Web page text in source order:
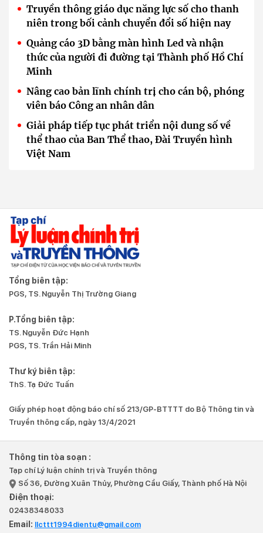
Truyền thông giáo dục năng lực số cho thanh
niên trong bối cảnh chuyển đổi số hiện nay
Quảng cáo 3D bằng màn hình Led và nhận
thức của người đi đường tại Thành phố Hồ Chí
Minh
Nâng cao bản lĩnh chính trị cho cán bộ, phóng
viên báo Công an nhân dân
Giải pháp tiếp tục phát triển nội dung số về
thể thao của Ban Thể thao, Đài Truyền hình
Việt Nam
Tổng biên tập:
PGS, TS. Nguyễn Thị Trường Giang
P.Tổng biên tập:
TS. Nguyễn Đức Hạnh
PGS, TS. Trần Hải Minh
Thư ký biên tập:
ThS. Tạ Đức Tuấn
Giấy phép hoạt động báo chí số 213/GP-BTTTT do Bộ Thông tin và
Truyền thông cấp, ngày 13/4/2021
Thông tin tòa soạn :
Tạp chí Lý luận chính trị và Truyền thông
Số 36, Đường Xuân Thủy, Phường Cầu Giấy, Thành phố Hà Nội
Điện thoại:
02438348033
Email: llcttt1994dientu@gmail.com